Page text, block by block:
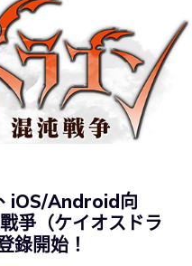
iOS/Android向
爭（ケイオスドラ
錄開始！